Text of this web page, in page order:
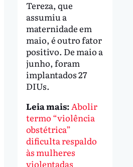
Tereza, que
assumiu a
maternidade em
maio, é outro fator
positivo. De maio a
junho, foram
implantados 27
DIUs.
Leia mais:Abolir
termo “violência
obstétrica”
dificulta respaldo
às mulheres
violentadas